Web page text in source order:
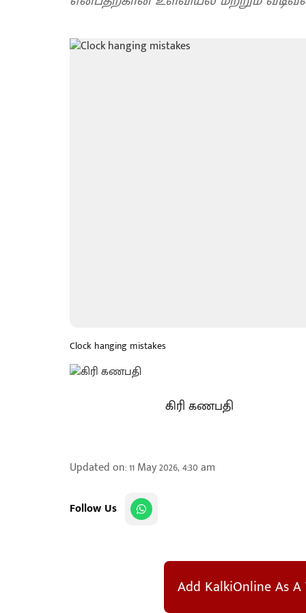
Clock hanging mistakes
கிரி கணபதி
Updated on:11 May 2026, 4:30 am
Follow Us
Add KalkiOnline As A